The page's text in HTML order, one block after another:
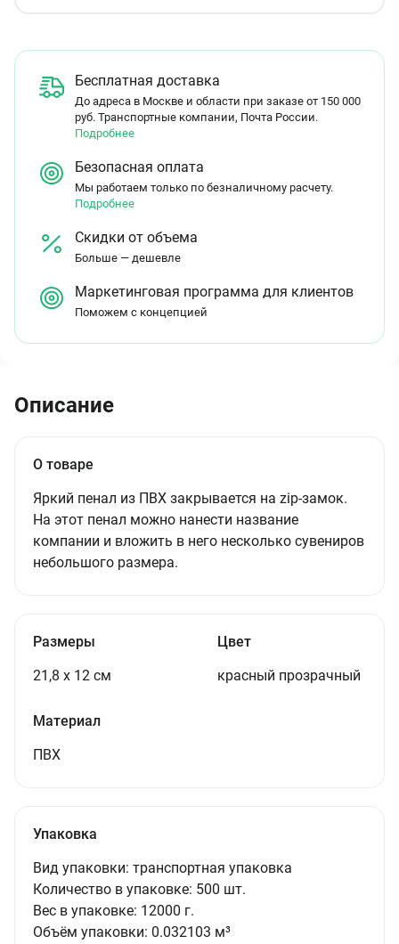
Бесплатная доставка
До адреса в Москве и области при заказе от 150 000
руб. Транспортные компании, Почта России.
Подробнее
Безопасная оплата
Мы работаем только по безналичному расчету.
Подробнее
Скидки от объема
Больше — дешевле
Маркетинговая программа для клиентов
Поможем с концепцией
Описание
О товаре
Яркий пенал из ПВХ закрывается на zip-замок.
На этот пенал можно нанести название
компании и вложить в него несколько сувениров
небольшого размера.
Размеры
21,8 х 12 см
Цвет
красный прозрачный
Материал
ПВХ
Упаковка
Вид упаковки: транспортная упаковка
Количество в упаковке: 500 шт.
Вес в упаковке: 12000 г.
Объём упаковки: 0.032103 м³